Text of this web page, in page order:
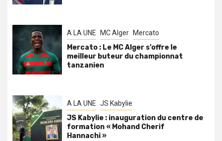
A LA UNE MC Alger Mercato
Mercato : Le MC Alger s’offre le
meilleur buteur du championnat
tanzanien
A LA UNE JS Kabylie
JS Kabylie : inauguration du centre de
formation « Mohand Cherif
Hannachi »